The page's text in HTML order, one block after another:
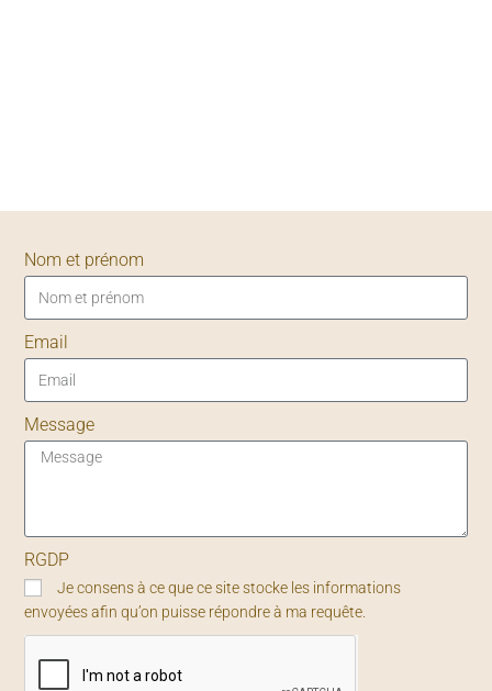
Nom et prénom
Email
Message
RGDP
Je consens à ce que ce site stocke les informations
envoyées afin qu’on puisse répondre à ma requête.